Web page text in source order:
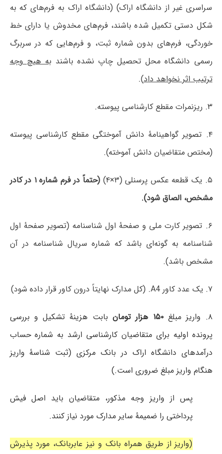
سراسری غیر از دانشگاه اراک) (دانشگاه اراک به فرم‌های که به
شکل دستی تکمیل شده باشند، فرم‌های مخدوش یا دارای خط
خوردگی، فرم‌های بدون شماره ثبت، و فرم‌هایی که در سربرگ
رسمی دانشگاه محل تحصیل چاپ نشده باشند به هیچ وجه
ترتیب اثر نخواهد داد).
۳. ریزنمرات مقطع کارشناسی پیوسته.
۴. تصویر گواهینامۀ دانش آموختگی مقطع کارشناسی پیوسته
(مختص متقاضیان دانش آموخته).
۵. یک قطعه عکس پرسنلی (۳×۴)
(حتماً در فرم شماره ۱ در کادر
مشخص، الصاق شود).
۶. تصویر کارت ملی و صفحۀ اول شناسنامه (تصویر صفحۀ اول
شناسنامه به گونه‌ای باشد که شماره سریال شناسنامه در آن
مشخص باشد).
۷. یک عدد کاور A4. (کل مدارک نهایتاً درون کاور قرار داده شود)
۸. واریز مبلغ ۱۵۰ هزار تومان
بابت هزینۀ تشکیل و بررسی
پرونده اولیه برای متقاضیان کارشناسی ارشد به شماره حساب
درآمدهای دانشگاه اراک در بانک مرکزی (ثبت شناسۀ واریز
هنگام واریز مبلغ ضروری است.)
پس از واریز وجه مذکور، متقاضیان باید اصل فیش
پرداختی را ضمیمۀ سایر مدارک مورد نیاز کنند.
(واریز از طریق همراه بانک و نیز عابربانک، مورد پذیرش